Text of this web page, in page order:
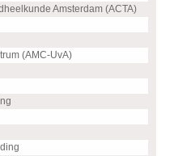
Amsterdam (ACTA)
(AMC-UvA)